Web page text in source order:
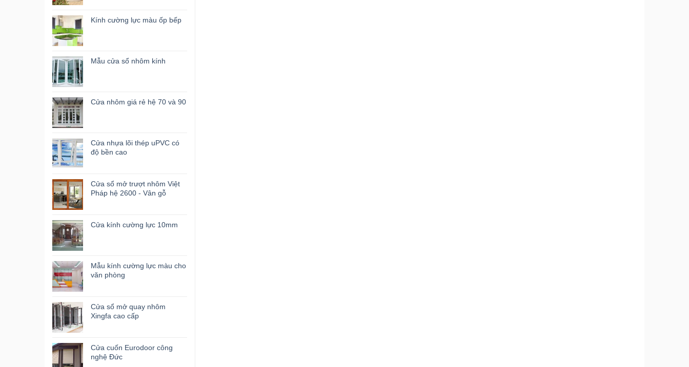
Kính cường lực màu ốp bếp
Mẫu cửa sổ nhôm kính
Cửa nhôm giá rẻ hệ 70 và 90
Cửa nhựa lõi thép uPVC có
độ bền cao
Cửa sổ mở trượt nhôm Việt
Pháp hệ 2600 - Vân gỗ
Cửa kính cường lực 10mm
Mẫu kính cường lực màu cho
văn phòng
Cửa sổ mở quay nhôm
Xingfa cao cấp
Cửa cuốn Eurodoor công
nghệ Đức